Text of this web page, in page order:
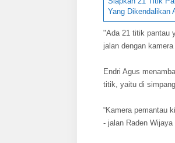
Yang Dikendalikan
"Ada 21 titik pantau
jalan dengan
Endri Agus
titik, yaitu di
“Kamera pemantau
- jalan Raden